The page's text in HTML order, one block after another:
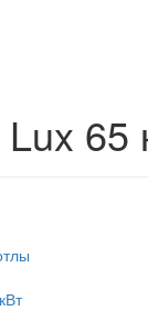
65